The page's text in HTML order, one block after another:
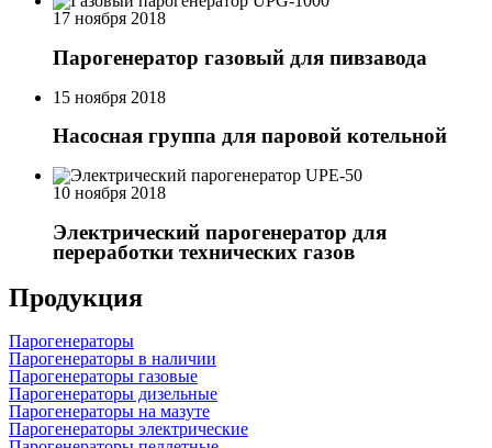
17 ноября 2018
Парогенератор газовый для пивзавода
15 ноября 2018
Насосная группа для паровой котельной
10 ноября 2018
Электрический парогенератор для
переработки технических газов
Продукция
Парогенераторы
Парогенераторы в наличии
Парогенераторы газовые
Парогенераторы дизельные
Парогенераторы на мазуте
Парогенераторы электрические